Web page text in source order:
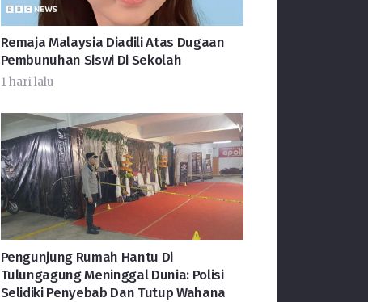
Remaja Malaysia Diadili Atas Dugaan
Pembunuhan Siswi Di Sekolah
1 hari lalu
Pengunjung Rumah Hantu Di
Tulungagung Meninggal Dunia: Polisi
Selidiki Penyebab Dan Tutup Wahana